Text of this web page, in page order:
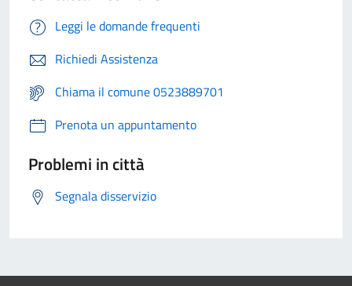
Leggi le domande frequenti
Richiedi Assistenza
Chiama il comune 0523889701
Prenota un appuntamento
Problemi in città
Segnala disservizio